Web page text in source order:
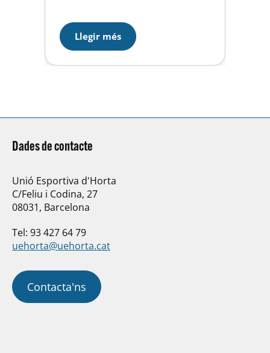
que ha participat el Club Villena
(C. Valenciana), ha finalitzat 4rta
a poques dècimes del podi. En
categoria Juvenil ha guanyat
Llegir més
Dades de contacte
Unió Esportiva d'Horta
C/Feliu i Codina, 27
08031, Barcelona
Tel: 93 427 64 79
uehorta@uehorta.cat
Contacta'ns